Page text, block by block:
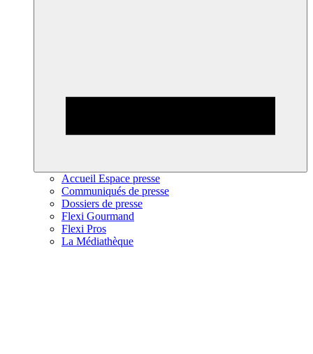
Accueil Espace presse
Communiqués de presse
Dossiers de presse
Flexi Gourmand
Flexi Pros
La Médiathèque